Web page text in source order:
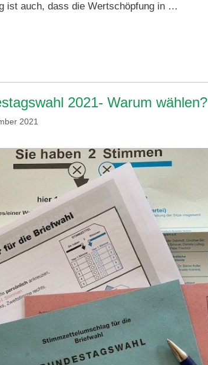
ist auch, dass die Wertschöpfung in …
2021- Warum wählen?
2021